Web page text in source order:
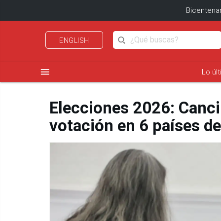
ENGLISH
menu Lo
Elecciones 2026:
votación en 6 países